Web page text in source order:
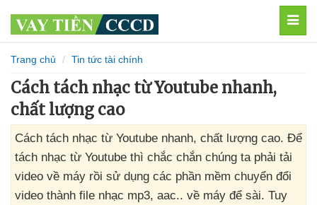
Trang chủ Tin tức tài chính
Cách tách nhạc từ Youtube nhanh,
chất lượng cao
Cách tách nhạc từ Youtube nhanh, chất lượng cao. Để
tách nhạc từ Youtube thì chắc chắn chúng ta phải tải
video về máy rồi sử dụng các phần mềm chuyển đổi
video thành file nhạc mp3, aac.. về máy để sài. Tuy